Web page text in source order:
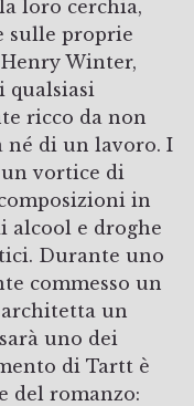
loro cerchia,
sulle proprie
Winter,
qualsiasi
ricco da non
né di un lavoro. I
vortice di
in
alcool e droghe
Durante uno
commesso un
un
uno dei
di Tartt è
del romanzo: